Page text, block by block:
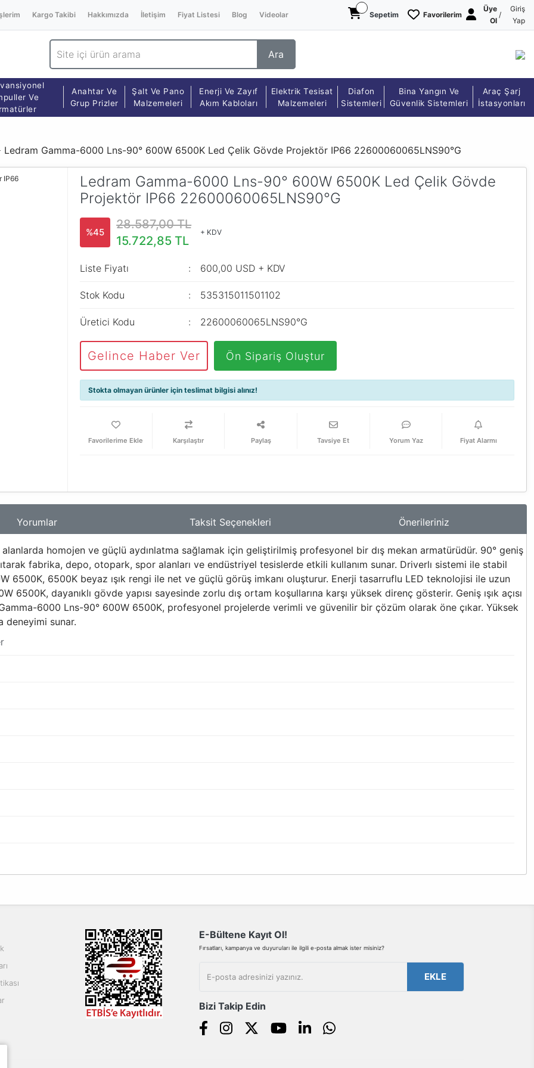
Kargo Takibi Hakkımızda İletişim Fiyat Listesi Blog Videolar Sepetim Favorilerim
Üye
Ol
/
Giriş
Yap
Ara
Ve
Anahtar Ve
Grup Prizler
Şalt Ve Pano
Malzemeleri
Enerji Ve Zayıf
Akım Kabloları
Elektrik Tesisat
Malzemeleri
Diafon
Sistemleri
Bina Yangın Ve
Güvenlik Sistemleri
Araç Şarj
İstasyonları
Ledram Gamma-6000 Lns-90° 600W 6500K Led Çelik Gövde Projektör IP66 22600060065LNS90°G
Ledram Gamma-6000 Lns-90° 600W 6500K Led Çelik Gövde
Projektör IP66 22600060065LNS90°G
%45
28.587,00 TL
15.722,85 TL
+ KDV
Liste Fiyatı 600,00 USD + KDV
Stok Kodu 535315011501102
Üretici Kodu 22600060065LNS90°G
Gelince Haber Ver Ön Sipariş Oluştur
Stokta olmayan ürünler için teslimat bilgisi alınız!
Karşılaştır Paylaş Tavsiye Et Yorum Yaz Fiyat Alarmı
Yorumlar Taksit Seçenekleri Önerileriniz
homojen ve güçlü aydınlatma sağlamak için geliştirilmiş profesyonel bir dış mekan armatürüdür. 90° geniş
fabrika, depo, otopark, spor alanları ve endüstriyel tesislerde etkili kullanım sunar. Driverlı sistemi ile stabil
6500K, 6500K beyaz ışık rengi ile net ve güçlü görüş imkanı oluşturur. Enerji tasarruflu LED teknolojisi ile uzun
6500K, dayanıklı gövde yapısı sayesinde zorlu dış ortam koşullarına karşı yüksek direnç gösterir. Geniş ışık açısı
6000 Lns-90° 600W 6500K, profesyonel projelerde verimli ve güvenilir bir çözüm olarak öne çıkar. Yüksek
deneyimi sunar.
E-Bültene Kayıt Ol!
Fırsatları, kampanya ve duyuruları ile ilgili e-posta almak ister misiniz?
EKLE
Bizi Takip Edin